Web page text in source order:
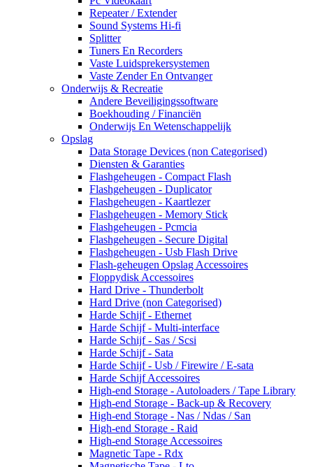
Repeater / Extender
Sound Systems Hi-fi
Splitter
Tuners En Recorders
Vaste Luidsprekersystemen
Vaste Zender En Ontvanger
Onderwijs & Recreatie
Andere Beveiligingssoftware
Boekhouding / Financiën
Onderwijs En Wetenschappelijk
Opslag
Data Storage Devices (non Categorised)
Diensten & Garanties
Flashgeheugen - Compact Flash
Flashgeheugen - Duplicator
Flashgeheugen - Kaartlezer
Flashgeheugen - Memory Stick
Flashgeheugen - Pcmcia
Flashgeheugen - Secure Digital
Flashgeheugen - Usb Flash Drive
Flash-geheugen Opslag Accessoires
Floppydisk Accessoires
Hard Drive - Thunderbolt
Hard Drive (non Categorised)
Harde Schijf - Ethernet
Harde Schijf - Multi-interface
Harde Schijf - Sas / Scsi
Harde Schijf - Sata
Harde Schijf - Usb / Firewire / E-sata
Harde Schijf Accessoires
High-end Storage - Autoloaders / Tape Library
High-end Storage - Back-up & Recovery
High-end Storage - Nas / Ndas / San
High-end Storage - Raid
High-end Storage Accessoires
Magnetic Tape - Rdx